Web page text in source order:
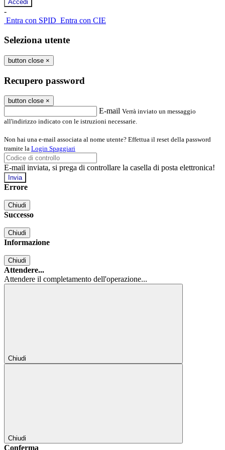
-
Entra con SPID Entra con CIE
Seleziona utente
button close ×
Recupero password
button close ×
E-mail Verrà inviato un messaggio
all'indirizzo indicato con le istruzioni necessarie.
Non hai una e-mail associata al nome utente? Effettua il reset della password
tramite la Login Spaggiari
E-mail inviata, si prega di controllare la casella di posta elettronica!
Errore
Chiudi
Successo
Chiudi
Informazione
Chiudi
Attendere...
Attendere il completamento dell'operazione...
Chiudi
Chiudi
Conferma